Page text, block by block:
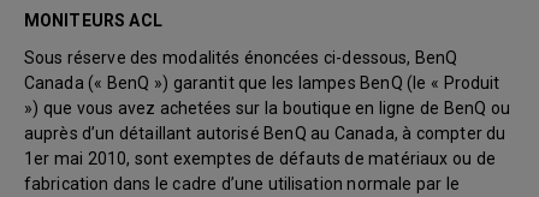
MONITEURS ACL
Sous réserve des modalités énoncées ci-dessous, BenQ
Canada (« BenQ ») garantit que les lampes BenQ (le « Produit
») que vous avez achetées sur la boutique en ligne de BenQ ou
auprès d’un détaillant autorisé BenQ au Canada, à compter du
1er mai 2010, sont exemptes de défauts de matériaux ou de
fabrication dans le cadre d’une utilisation normale par le